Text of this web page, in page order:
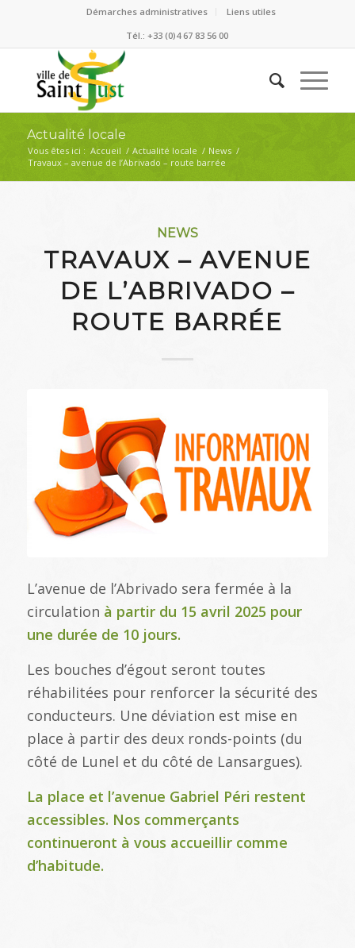
Démarches administratives
Liens utiles
Tél.: +33 (0)4 67 83 56 00
Actualité locale
Vous êtes ici : Accueil / Actualité locale / News /
Travaux – avenue de l’Abrivado – route barrée
NEWS
TRAVAUX – AVENUE
DE L’ABRIVADO –
ROUTE BARRÉE
L’avenue de l’Abrivado sera fermée à la
circulation à partir du 15 avril 2025 pour
une durée de 10 jours.
Les bouches d’égout seront toutes
réhabilitées pour renforcer la sécurité des
conducteurs. Une déviation est mise en
place à partir des deux ronds-points (du
côté de Lunel et du côté de Lansargues).
La place et l’avenue Gabriel Péri restent
accessibles. Nos commerçants
continueront à vous accueillir comme
d’habitude.